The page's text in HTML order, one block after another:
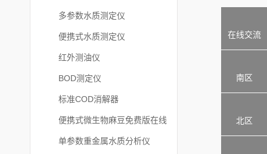
多参数水质测定仪
便携式水质测定仪
红外测油仪
BOD测定仪
标准COD消解器
便携式微生物麻豆免费版在线
观看
单参数重金属水质分析仪
在线交流
南区
北区